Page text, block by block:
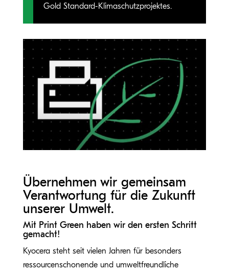
Gold Standard-Klimaschutzprojektes.
Übernehmen wir gemeinsam
Verantwortung für die Zukunft
unserer Umwelt.
Mit Print Green haben wir den ersten Schritt
gemacht!
Kyocera steht seit vielen Jahren für besonders
ressourcenschonende und umweltfreundliche